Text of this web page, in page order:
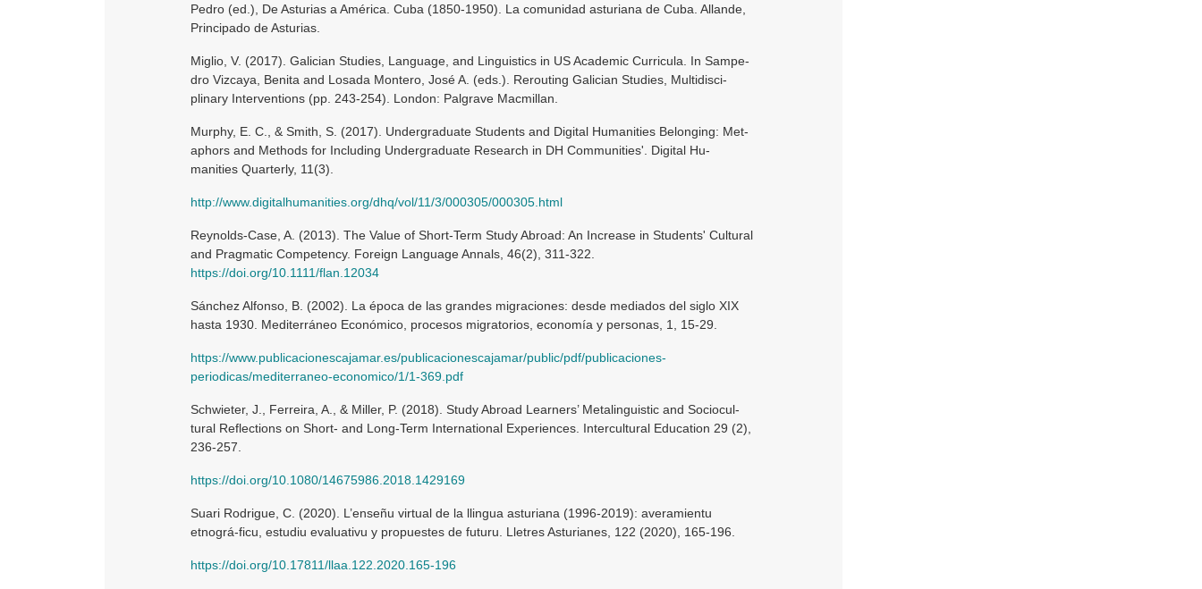
Pedro (ed.), De Asturias a América. Cuba (1850-1950). La comunidad asturiana de Cuba. Allande,
Principado de Asturias.
Miglio, V. (2017). Galician Studies, Language, and Linguistics in US Academic Curricula. In Sampe-
dro Vizcaya, Benita and Losada Montero, José A. (eds.). Rerouting Galician Studies, Multidisci-
plinary Interventions (pp. 243-254). London: Palgrave Macmillan.
Murphy, E. C., & Smith, S. (2017). Undergraduate Students and Digital Humanities Belonging: Met-
aphors and Methods for Including Undergraduate Research in DH Communities'. Digital Hu-
manities Quarterly, 11(3).
http://www.digitalhumanities.org/dhq/vol/11/3/000305/000305.html
Reynolds-Case, A. (2013). The Value of Short-Term Study Abroad: An Increase in Students' Cultural
and Pragmatic Competency. Foreign Language Annals, 46(2), 311-322.
https://doi.org/10.1111/flan.12034
Sánchez Alfonso, B. (2002). La época de las grandes migraciones: desde mediados del siglo XIX
hasta 1930. Mediterráneo Económico, procesos migratorios, economía y personas, 1, 15-29.
https://www.publicacionescajamar.es/publicacionescajamar/public/pdf/publicaciones-
periodicas/mediterraneo-economico/1/1-369.pdf
Schwieter, J., Ferreira, A., & Miller, P. (2018). Study Abroad Learners’ Metalinguistic and Sociocul-
tural Reflections on Short- and Long-Term International Experiences. Intercultural Education 29 (2),
236-257.
https://doi.org/10.1080/14675986.2018.1429169
Suari Rodrigue, C. (2020). L’enseñu virtual de la llingua asturiana (1996-2019): averamientu
etnográ-ficu, estudiu evaluativu y propuestes de futuru. Lletres Asturianes, 122 (2020), 165-196.
https://doi.org/10.17811/llaa.122.2020.165-196